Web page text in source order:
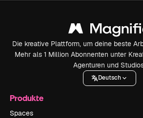
Die kreative Plattform, um deine beste
Mehr als 1 Million Abonnenten unter
Agenturen und
Deutsch
Produkte
Spaces